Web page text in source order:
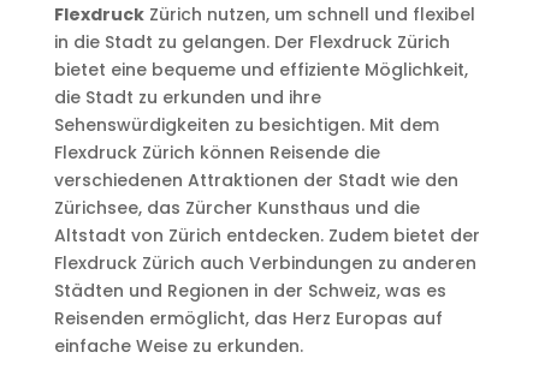
FlexdruckZürich nutzen, um schnell und flexibel
in die Stadt zu gelangen. Der Flexdruck Zürich
bietet eine bequeme und effiziente Möglichkeit,
die Stadt zu erkunden und ihre
Sehenswürdigkeiten zu besichtigen. Mit dem
Flexdruck Zürich können Reisende die
verschiedenen Attraktionen der Stadt wie den
Zürichsee, das Zürcher Kunsthaus und die
Altstadt von Zürich entdecken. Zudem bietet der
Flexdruck Zürich auch Verbindungen zu anderen
Städten und Regionen in der Schweiz, was es
Reisenden ermöglicht, das Herz Europas auf
einfache Weise zu erkunden.